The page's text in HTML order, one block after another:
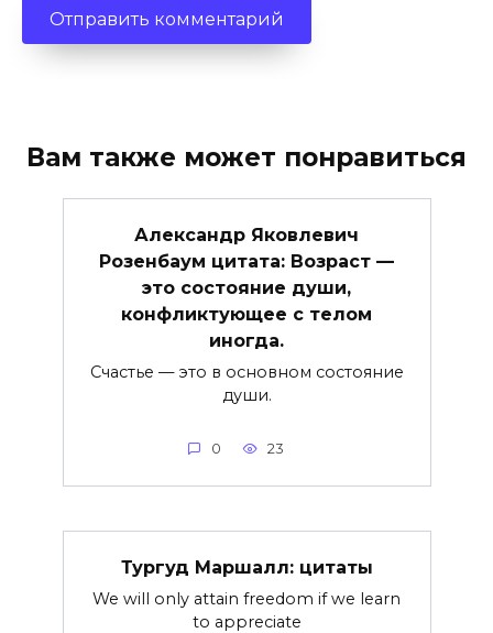
Вам также может понравиться
Александр Яковлевич
Розенбаум цитата: Возраст —
это состояние души,
конфликтующее с телом
иногда.
Счастье — это в основном состояние
души.
0 23
Тургуд Маршалл: цитаты
We will only attain freedom if we learn
to appreciate